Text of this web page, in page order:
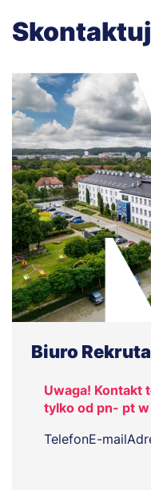
Biuro
Uwaga! Kontakt
tylko od pn- pt
TelefonE-mail